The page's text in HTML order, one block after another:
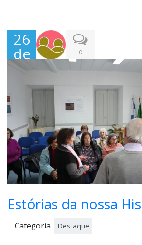
26
de
Nov
em
bro
201
9
0
Estórias da nossa
Categoria : Destaque